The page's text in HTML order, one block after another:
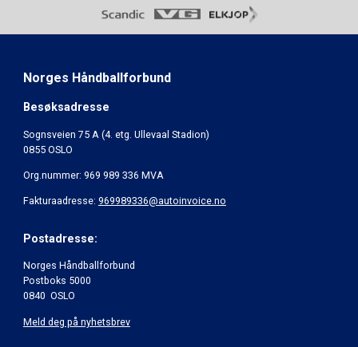
Norges Håndballforbund
Besøksadresse
Sognsveien 75 A (4. etg. Ullevaal Stadion)
0855 OSLO
Org.nummer: 969 989 336 MVA
Fakturaadresse: 969989336@autoinvoice.no
Postadresse:
Norges Håndballforbund
Postboks 5000
0840 OSLO
Meld deg på nyhetsbrev